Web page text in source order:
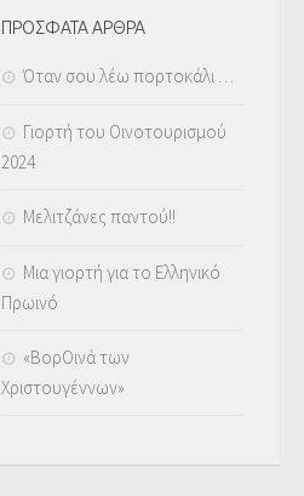
ΠΡΟΣΦΑΤΑ ΑΡΘΡΑ
Όταν σου λέω πορτοκάλι …
Γιορτή του Οινοτουρισμού
2024
Μελιτζάνες παντού!!
Μια γιορτή για το Ελληνικό
Πρωινό
«ΒορΟινά των
Χριστουγέννων»